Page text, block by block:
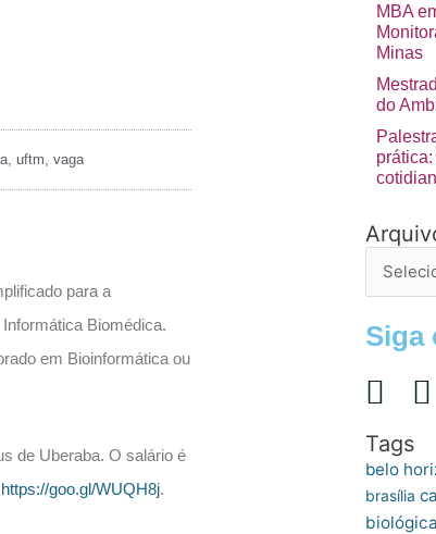
, uftm, vaga
para a
Biomédica.
em Bioinformática ou
de Uberaba. O salário é
https://goo.gl/WUQH8j.
MBA
Minas
do
Arquivo
Siga
Tags
belo
brasília